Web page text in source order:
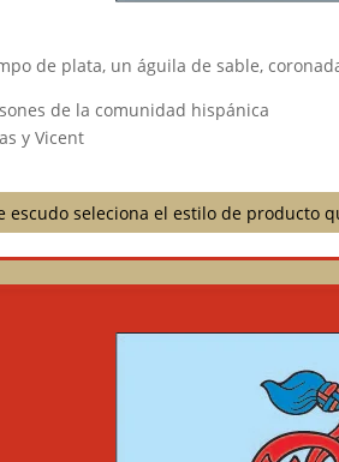
de plata, un águila de sable,
de la comunidad hispánica
y Vicent
escudo seleciona el estilo de producto